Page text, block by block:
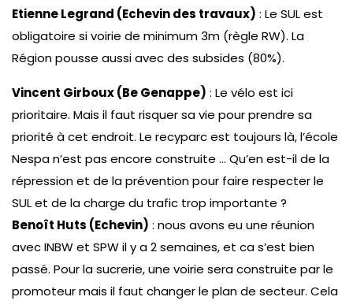
Etienne Legrand (Echevin des travaux) : Le SUL est
obligatoire si voirie de minimum 3m (règle RW). La
Région pousse aussi avec des subsides (80%).
Vincent Girboux (Be Genappe) : Le vélo est ici
prioritaire. Mais il faut risquer sa vie pour prendre sa
priorité à cet endroit. Le recyparc est toujours là, l’école
Nespa n’est pas encore construite … Qu’en est-il de la
répression et de la prévention pour faire respecter le
SUL et de la charge du trafic trop importante ?
Benoît Huts (Echevin) : nous avons eu une réunion
avec INBW et SPW il y a 2 semaines, et ca s’est bien
passé. Pour la sucrerie, une voirie sera construite par le
promoteur mais il faut changer le plan de secteur. Cela